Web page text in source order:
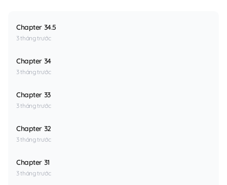
Chapter 34.5
3 tháng trước
Chapter 34
3 tháng trước
Chapter 33
3 tháng trước
Chapter 32
3 tháng trước
Chapter 31
3 tháng trước